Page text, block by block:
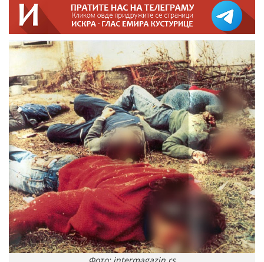
Фото: intermagazin.rs